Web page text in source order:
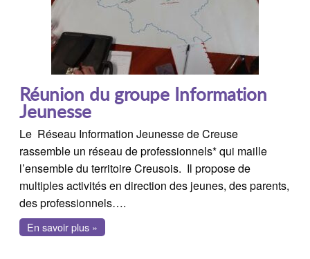
Réunion du groupe Information
Jeunesse
Le Réseau Information Jeunesse de Creuse
rassemble un réseau de professionnels* qui maille
l’ensemble du territoire Creusois. Il propose de
multiples activités en direction des jeunes, des parents,
des professionnels….
En savoir plus »